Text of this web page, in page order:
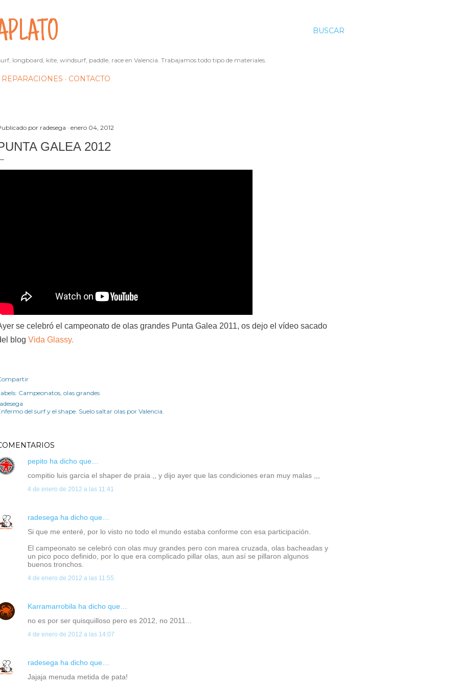
BUSCAR
longboard, kite, windsurf, paddle, race en Valencia. Trabajamos todo tipo de materiales.
REPARACIONES CONTACTO
por radesega enero 04, 2012
GALEA 2012
se celebró el campeonato de olas grandes Punta Galea 2011, os dejo el vídeo sacado
blog Vida Glassy.
Campeonatos olas grandes
del surf y el shape. Suelo saltar olas por Valencia.
pepito ha dicho que…
compitio luis garcia el shaper de praia ,, y dijo ayer que las condiciones eran muy malas ,,,
4 de enero de 2012 a las 11:41
radesega ha dicho que…
Si que me enteré, por lo visto no todo el mundo estaba conforme con esa participación.
El campeonato se celebró con olas muy grandes pero con marea cruzada, olas bacheadas y
un pico poco definido, por lo que era complicado pillar olas, aun así se pillaron algunos
buenos tronchos.
4 de enero de 2012 a las 11:55
Karramarrobila ha dicho que…
no es por ser quisquilloso pero es 2012, no 2011...
4 de enero de 2012 a las 14:07
radesega ha dicho que…
Jajaja menuda metida de pata!